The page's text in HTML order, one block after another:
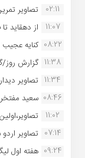
02:11
تصاویر
11:07
از دهقاید
08:22 کنایه
11:38 گزارش روز/
11:34 تصاویر
08:46 سعید مفتخر
11:02
07:14 تصاویر
09:24 هفته اول